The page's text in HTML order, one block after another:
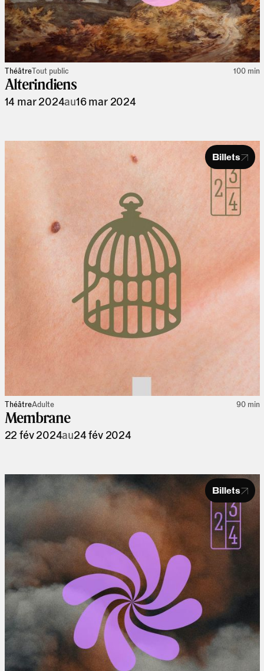
ThéâtreTout public 100 min
Alterindiens
14 mar 2024au16 mar 2024
ThéâtreAdulte 90 min
Membrane
22 fév 2024au24 fév 2024
Billets
Billets